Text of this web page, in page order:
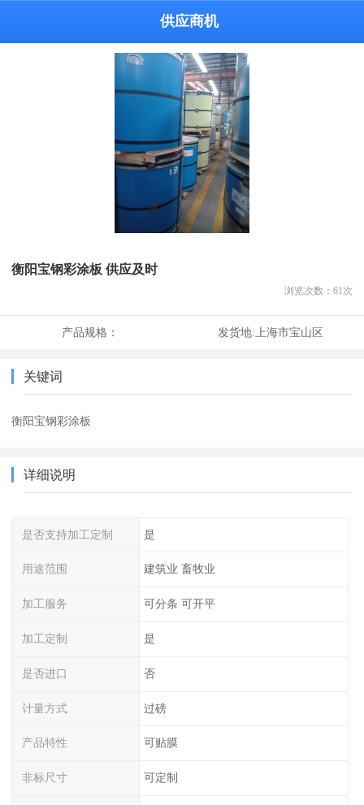
供应商机
衡阳宝钢彩涂板 供应及时
浏览次数： 61 次
产品规格： 发货地:上海市宝山区
关键词
衡阳宝钢彩涂板
详细说明
是否支持加工定制 是
用途范围 建筑业 畜牧业
加工服务 可分条 可开平
加工定制 是
是否进口 否
计量方式 过磅
产品特性 可贴膜
非标尺寸 可定制